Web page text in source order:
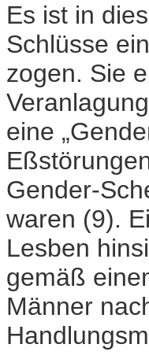
Es ist in
Schlüsse
zogen. Sie
eine
Gender-
waren (9).
Lesben
gemäß
Männer